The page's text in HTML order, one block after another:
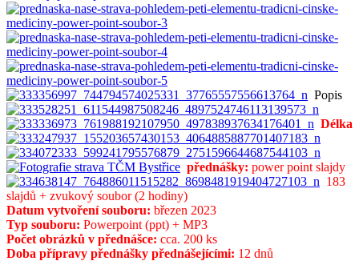
Popis
Délka
přednášky: power point slajdy
183
slajdů + zvukový soubor (2 hodiny)
Datum vytvoření souboru: březen 2023
Typ souboru: Powerpoint (ppt) + MP3
Počet obrázků v přednášce: cca. 200 ks
Doba přípravy přednášky přednášejícími: 12 dnů